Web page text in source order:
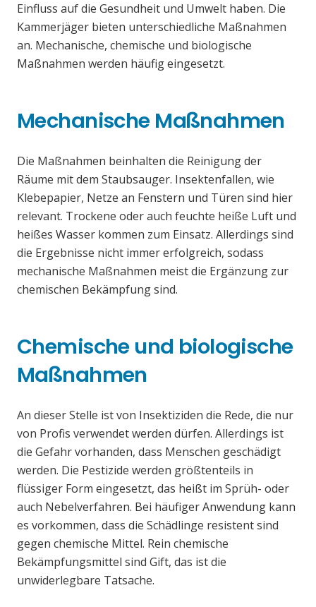
Einfluss auf die Gesundheit und Umwelt haben. Die
Kammerjäger bieten unterschiedliche Maßnahmen
an. Mechanische, chemische und biologische
Maßnahmen werden häufig eingesetzt.
Mechanische Maßnahmen
Die Maßnahmen beinhalten die Reinigung der
Räume mit dem Staubsauger. Insektenfallen, wie
Klebepapier, Netze an Fenstern und Türen sind hier
relevant. Trockene oder auch feuchte heiße Luft und
heißes Wasser kommen zum Einsatz. Allerdings sind
die Ergebnisse nicht immer erfolgreich, sodass
mechanische Maßnahmen meist die Ergänzung zur
chemischen Bekämpfung sind.
Chemische und biologische
Maßnahmen
An dieser Stelle ist von Insektiziden die Rede, die nur
von Profis verwendet werden dürfen. Allerdings ist
die Gefahr vorhanden, dass Menschen geschädigt
werden. Die Pestizide werden größtenteils in
flüssiger Form eingesetzt, das heißt im Sprüh- oder
auch Nebelverfahren. Bei häufiger Anwendung kann
es vorkommen, dass die Schädlinge resistent sind
gegen chemische Mittel. Rein chemische
Bekämpfungsmittel sind Gift, das ist die
unwiderlegbare Tatsache.